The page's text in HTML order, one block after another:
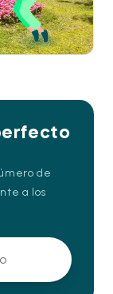
de
a los